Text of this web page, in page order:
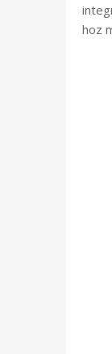
hoz